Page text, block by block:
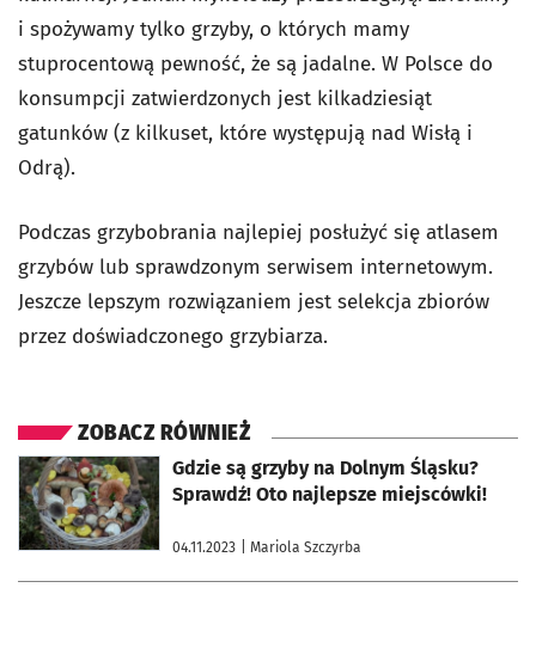
i spożywamy tylko grzyby, o których mamy
stuprocentową pewność, że są jadalne. W Polsce do
konsumpcji zatwierdzonych jest kilkadziesiąt
gatunków (z kilkuset, które występują nad Wisłą i
Odrą).
Podczas grzybobrania najlepiej posłużyć się atlasem
grzybów lub sprawdzonym serwisem internetowym.
Jeszcze lepszym rozwiązaniem jest selekcja zbiorów
przez doświadczonego grzybiarza.
ZOBACZ RÓWNIEŻ
Gdzie są grzyby na Dolnym Śląsku?
Sprawdź! Oto najlepsze miejscówki!
04.11.2023 | Mariola Szczyrba
otworzy się w nowej karcie